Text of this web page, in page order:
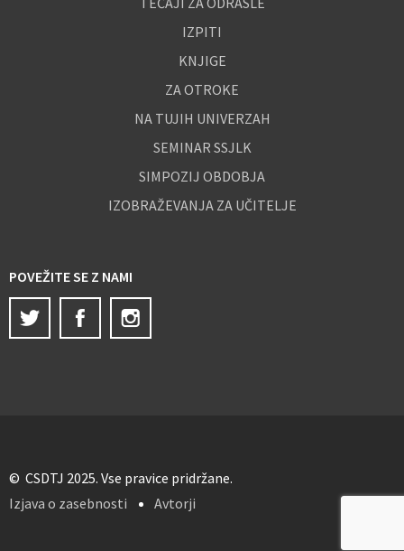
IZPITI
KNJIGE
ZA OTROKE
NA TUJIH UNIVERZAH
SEMINAR SSJLK
SIMPOZIJ OBDOBJA
IZOBRAŽEVANJA ZA UČITELJE
POVEŽITE SE Z NAMI
Twitter
Facebook
© CSDTJ 2025. Vse pravice pridržane.
Izjava o zasebnosti
Avtorji